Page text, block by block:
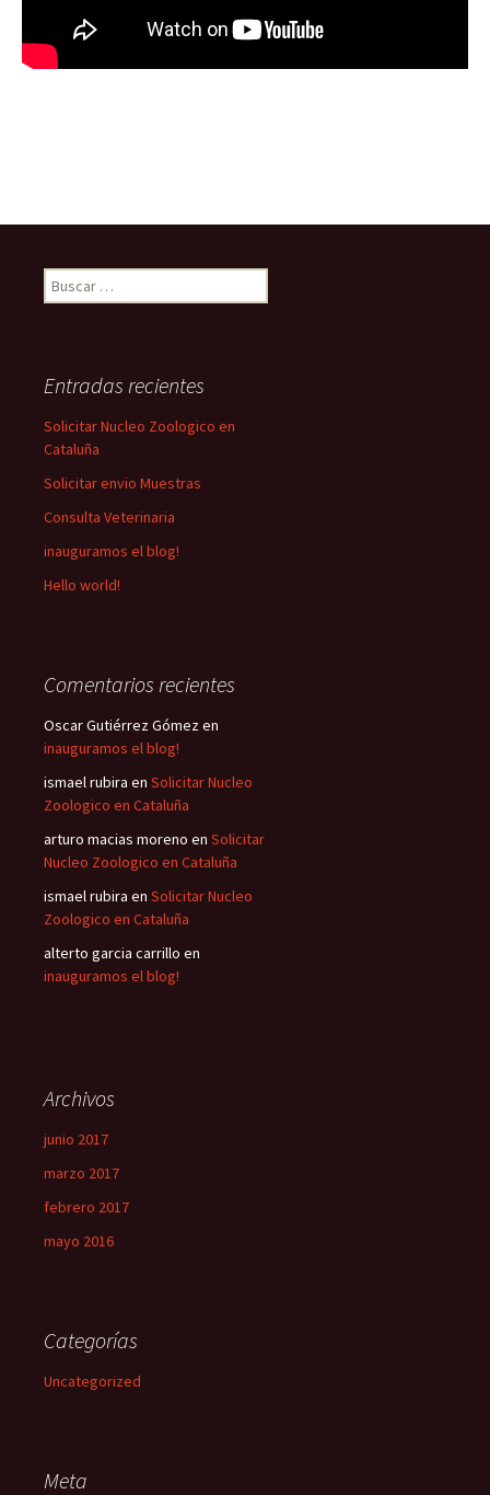
Buscar:
Entradas recientes
Solicitar Nucleo Zoologico en
Cataluña
Solicitar envio Muestras
Consulta Veterinaria
inauguramos el blog!
Hello world!
Comentarios recientes
Oscar Gutiérrez Gómezen
inauguramos el blog!
ismael rubira en Solicitar Nucleo
Zoologico en Cataluña
arturo macias moreno en Solicitar
Nucleo Zoologico en Cataluña
ismael rubira en Solicitar Nucleo
Zoologico en Cataluña
alterto garcia carrillo en
inauguramos el blog!
Archivos
junio 2017
marzo 2017
febrero 2017
mayo 2016
Categorías
Uncategorized
Meta